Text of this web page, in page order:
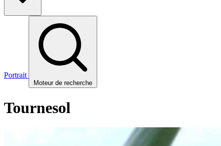
Portrait
Moteur de recherche
Tournesol